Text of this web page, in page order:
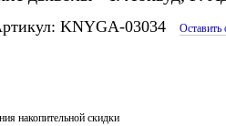
KNYGA-03034 Оставить
накопительной скидки